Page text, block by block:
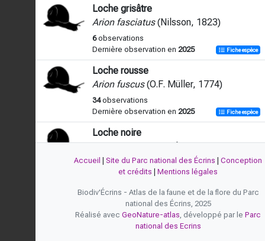
Loche grisâtre
Arion fasciatus(Nilsson, 1823)
6observations
Dernière observation en 2025 Fiche espèce
Loche rousse
Arion fuscus(O.F. Müller, 1774)
34observations
Dernière observation en 2025 Fiche espèce
Loche noire
Arion hortensisA. Férussac, 1819
1observation
Dernière observation en2024
Loche hérisson
Arion intermediusNormand, 1852
observations
Accueil Site du Parc national des Écrins
Conception
et crédits
Mentions légales
Biodiv'Écrins - Atlas de la faune et de la flore du Parc
national des Écrins, 2025
Réalisé avec GeoNature-atlas, développé par le Parc
national des Ecrins